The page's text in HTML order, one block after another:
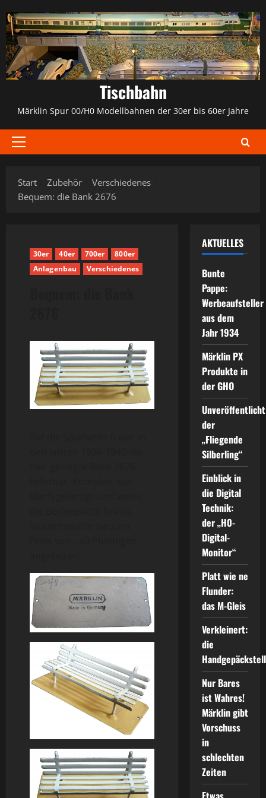
Inhalt
springen
Tischbahn
Märklin Spur 00/H0 Modellbahnen der 30er bis 60er Jahre
Primäres
Start
Zubehör
Verschiedenes
Bequem: die Bank 2676
30er 40er 700er
800er
Anlagenbau
Verschiedenes
AKTUELLES
Bunte
Pappe:
Werbeaufsteller
aus dem
Jahr 1934
Märklin PX
Produkte in
der GHO
der
„Fliegende
Silberling“
Einblick in
die Digital
Technik:
der „H0-
Digital-
Monitor“
Platt wie ne
Flunder:
das M-Gleis
Verkleinert:
die
Nur Bares
ist Wahres!
Märklin gibt
Vorschuss
in
schlechten
Zeiten